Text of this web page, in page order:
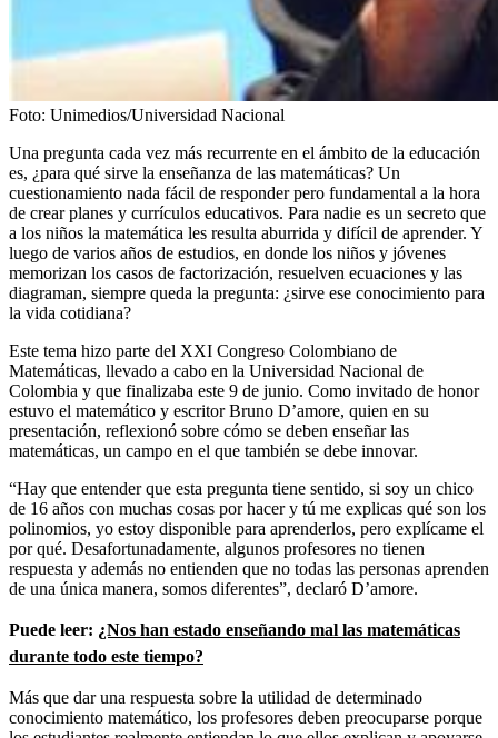
Foto: Unimedios/Universidad Nacional
Una pregunta cada vez más recurrente en el ámbito de la educación
es, ¿para qué sirve la enseñanza de las matemáticas? Un
cuestionamiento nada fácil de responder pero fundamental a la hora
de crear planes y currículos educativos. Para nadie es un secreto que
a los niños la matemática les resulta aburrida y difícil de aprender. Y
luego de varios años de estudios, en donde los niños y jóvenes
memorizan los casos de factorización, resuelven ecuaciones y las
diagraman, siempre queda la pregunta: ¿sirve ese conocimiento para
la vida cotidiana?
Este tema hizo parte del XXI Congreso Colombiano de
Matemáticas, llevado a cabo en la Universidad Nacional de
Colombia y que finalizaba este 9 de junio. Como invitado de honor
estuvo el matemático y escritor Bruno D’amore, quien en su
presentación, reflexionó sobre cómo se deben enseñar las
matemáticas, un campo en el que también se debe innovar.
“Hay que entender que esta pregunta tiene sentido, si soy un chico
de 16 años con muchas cosas por hacer y tú me explicas qué son los
polinomios, yo estoy disponible para aprenderlos, pero explícame el
por qué. Desafortunadamente, algunos profesores no tienen
respuesta y además no entienden que no todas las personas aprenden
de una única manera, somos diferentes”, declaró D’amore.
Puede leer: ¿Nos han estado enseñando mal las matemáticas
durante todo este tiempo?
Más que dar una respuesta sobre la utilidad de determinado
conocimiento matemático, los profesores deben preocuparse porque